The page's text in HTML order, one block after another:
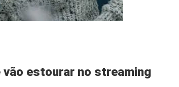
estourar no streaming